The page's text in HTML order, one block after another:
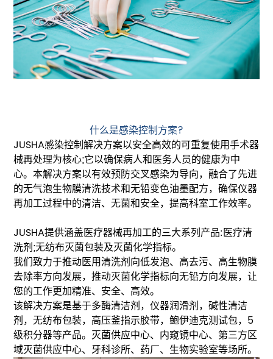
什么是感染控制方案?
JUSHA感染控制解决方案以安全高效的可重复使用手术器
械再处理为核心;它以确保病人和医务人员的健康为中
心。本解决方案以有效预防交叉感染为导向，融合了先进
的无气泡生物膜清洗技术和无铅变色油墨配方，确保仪器
再加工过程中的清洁、无菌和安全，提高科室工作效率。
JUSHA提供涵盖医疗器械再加工的三大系列产品:医疗清
洗剂;无纺布灭菌包装及灭菌化学指标。
我们致力于推动医用清洗剂向低发泡、高去污、高生物膜
去除率方向发展，推动灭菌化学指标向无铅方向发展，让
您的工作更加精准、安全、高效。
该解决方案是基于多酶清洁剂，仪器润滑剂，碱性清洁
剂，无纺布包装，高压釜指示胶带，鲍伊迪克测试包，5
级积分器等产品。灭菌供应中心、内窥镜中心、第三方区
域灭菌供应中心、牙科诊所、药厂、生物实验室等场所。